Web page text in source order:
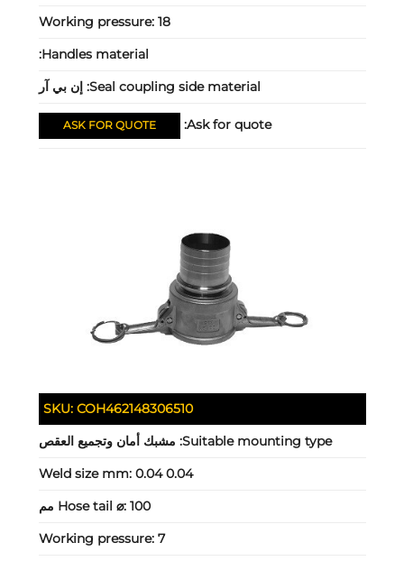
Working pressure: 18
Handles material:
Seal coupling side material: إن بي آر
Ask for quote:
ASK FOR QUOTE
SKU: COH462148306510
Suitable mounting type: مشبك أمان وتجميع العقص
Weld size mm: 0.04 0.04
Hose tail ⌀: 100 مم
Working pressure: 7